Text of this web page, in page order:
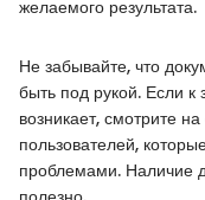
желаемого результата.
Не забывайте, что
быть под рукой. Если
возникает, смотрите
пользователей,
проблемами. Наличие